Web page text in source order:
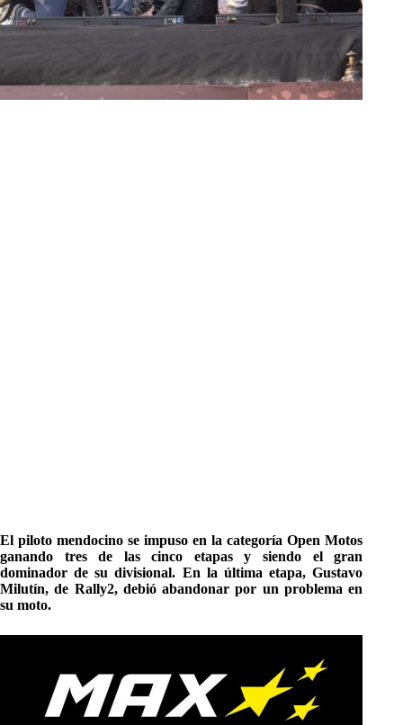
El piloto mendocino se impuso en la categoría Open Motos
ganando tres de las cinco etapas y siendo el gran
dominador de su divisional. En la última etapa, Gustavo
Milutín, de Rally2, debió abandonar por un problema en
su moto.